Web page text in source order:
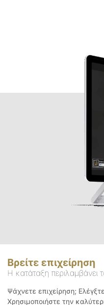
Βρείτε επιχείρηση
Η κατάταξη περιλαμβάνει
Ψάχνετε επιχείρηση;
Χρησιμοποιήστε την